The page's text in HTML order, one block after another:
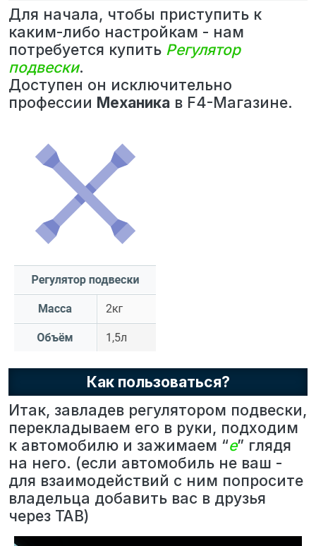
Для начала, чтобы приступить к
каким-либо настройкам - нам
потребуется купить Регулятор
подвески.
Доступен он исключительно
профессии Механика в F4-Магазине.
Как пользоваться?
Итак, завладев регулятором подвески,
перекладываем его в руки, подходим
к автомобилю и зажимаем “е” глядя
на него. (если автомобиль не ваш -
для взаимодействий с ним попросите
владельца добавить вас в друзья
через TAB)